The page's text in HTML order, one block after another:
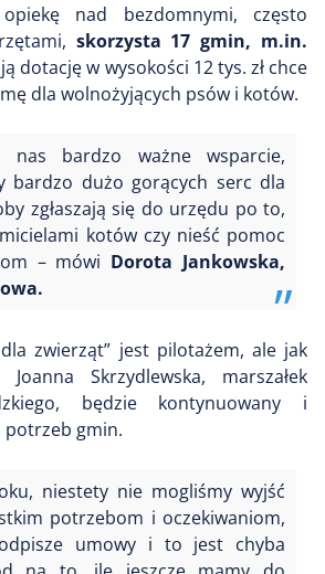
nad bezdomnymi, często
skorzysta 17 gmin, m.in.
dotację w wysokości 12 tys. zł chce
dla wolnożyjących psów i kotów.
bardzo ważne wsparcie,
bardzo dużo gorących serc dla
zgłaszają się do urzędu po to,
kotów czy nieść pomoc
– mówi Dorota Jankowska,
zwierząt” jest pilotażem, ale jak
Joanna Skrzydlewska, marszałek
będzie kontynuowany i
potrzeb gmin.
niestety nie mogliśmy wyjść
potrzebom i oczekiwaniom,
umowy i to jest chyba